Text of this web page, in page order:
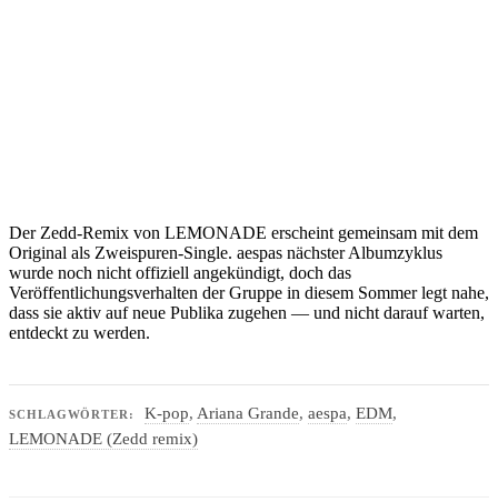
Der Zedd-Remix von LEMONADE erscheint gemeinsam mit dem
Original als Zweispuren-Single. aespas nächster Albumzyklus
wurde noch nicht offiziell angekündigt, doch das
Veröffentlichungsverhalten der Gruppe in diesem Sommer legt nahe,
dass sie aktiv auf neue Publika zugehen — und nicht darauf warten,
entdeckt zu werden.
SCHLAGWÖRTER: K-pop, Ariana Grande, aespa, EDM,
LEMONADE (Zedd remix)